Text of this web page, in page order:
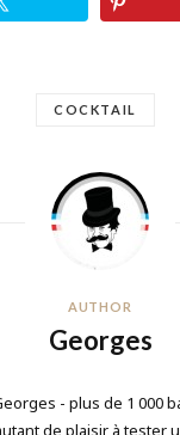
COCKTAIL
AUTHOR
Georges
- plus de 1 000
de plaisir à tester